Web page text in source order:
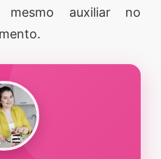
auxiliar no